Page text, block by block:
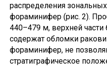
распределения
фораминифер (рис. 2).
440–479 м, верхней
содержат обломки
фораминифер, не
стратиграфическое